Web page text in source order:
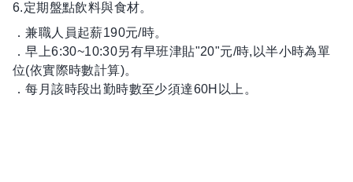
6.定期盤點飲料與食材。
．兼職人員起薪190元/時。
．早上6:30~10:30另有早班津貼"20"元/時,以半小時為單
位(依實際時數計算)。
．每月該時段出勤時數至少須達60H以上。